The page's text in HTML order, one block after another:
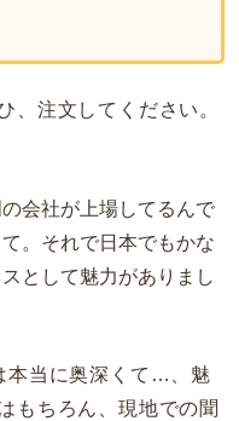
、注文してください。
会社が上場してるんで
。それで日本でもかな
として魅力がありまし
本当に奥深くて…、魅
もちろん、現地での聞